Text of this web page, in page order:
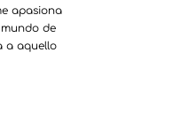
apasiona
de
a aquello